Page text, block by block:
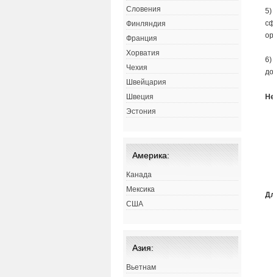
5)
6)
Словения
Финляндия
Франция
Хорватия
Чехия
Швейцария
Швеция
Эстония
Америка:
Канада
Мексика
США
Азия:
Вьетнам